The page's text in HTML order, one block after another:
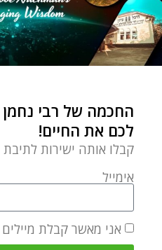
החכמה של רבי
לכם את החיים!
קבלו אותה ישירות לתיבת
אימייל
אני מאשר קבלת